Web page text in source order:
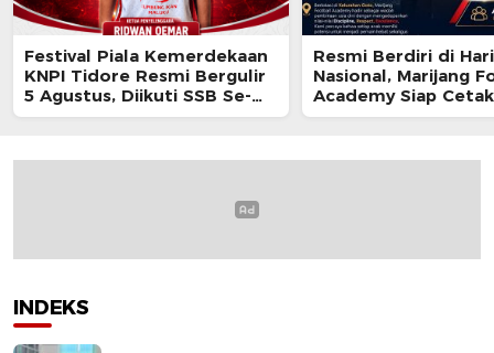
Festival Piala Kemerdekaan
KNPI Tidore Resmi Bergulir
5 Agustus, Diikuti SSB Se-
Maluku Utara
Resmi Berdiri di
Nasional, Marijang
Academy Siap Cetak
Generasi Emas
INDEKS